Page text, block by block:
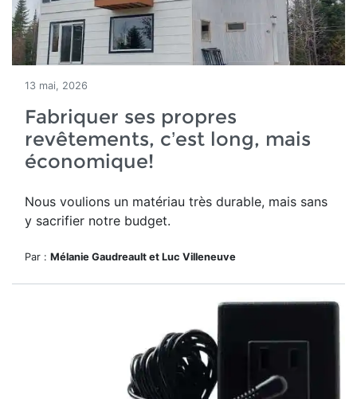
13 mai, 2026
Fabriquer ses propres
revêtements, c’est long, mais
économique!
Nous voulions un matériau très durable, mais sans
y sacrifier notre budget.
Par : Mélanie Gaudreault et Luc Villeneuve